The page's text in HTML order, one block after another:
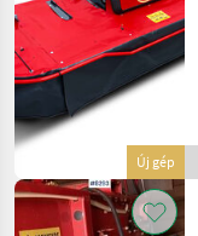
Új gép